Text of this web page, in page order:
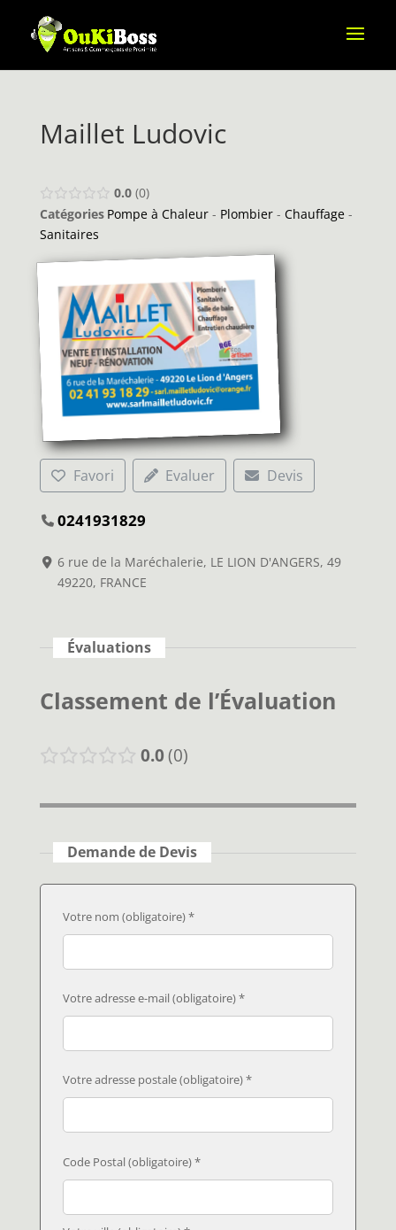
Maillet Ludovic
0.0 0
Catégories Pompe à Chaleur- Plombier- Chauffage-
Sanitaires
Favori Evaluer Devis
0241931829
6 rue de la Maréchalerie, LE LION D'ANGERS, 49
49220, FRANCE
Évaluations
Classement de l’Évaluation
0.0 0
Demande de Devis
Votre nom (obligatoire) *
Votre adresse e-mail (obligatoire) *
Votre adresse postale (obligatoire) *
Code Postal (obligatoire) *